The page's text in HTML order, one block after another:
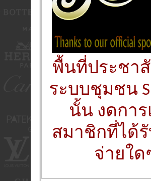
พื้นที่ประชา
ระบบชุมชน
นั้น งดกา
สมาชิกที่ได้
จ่ายใด